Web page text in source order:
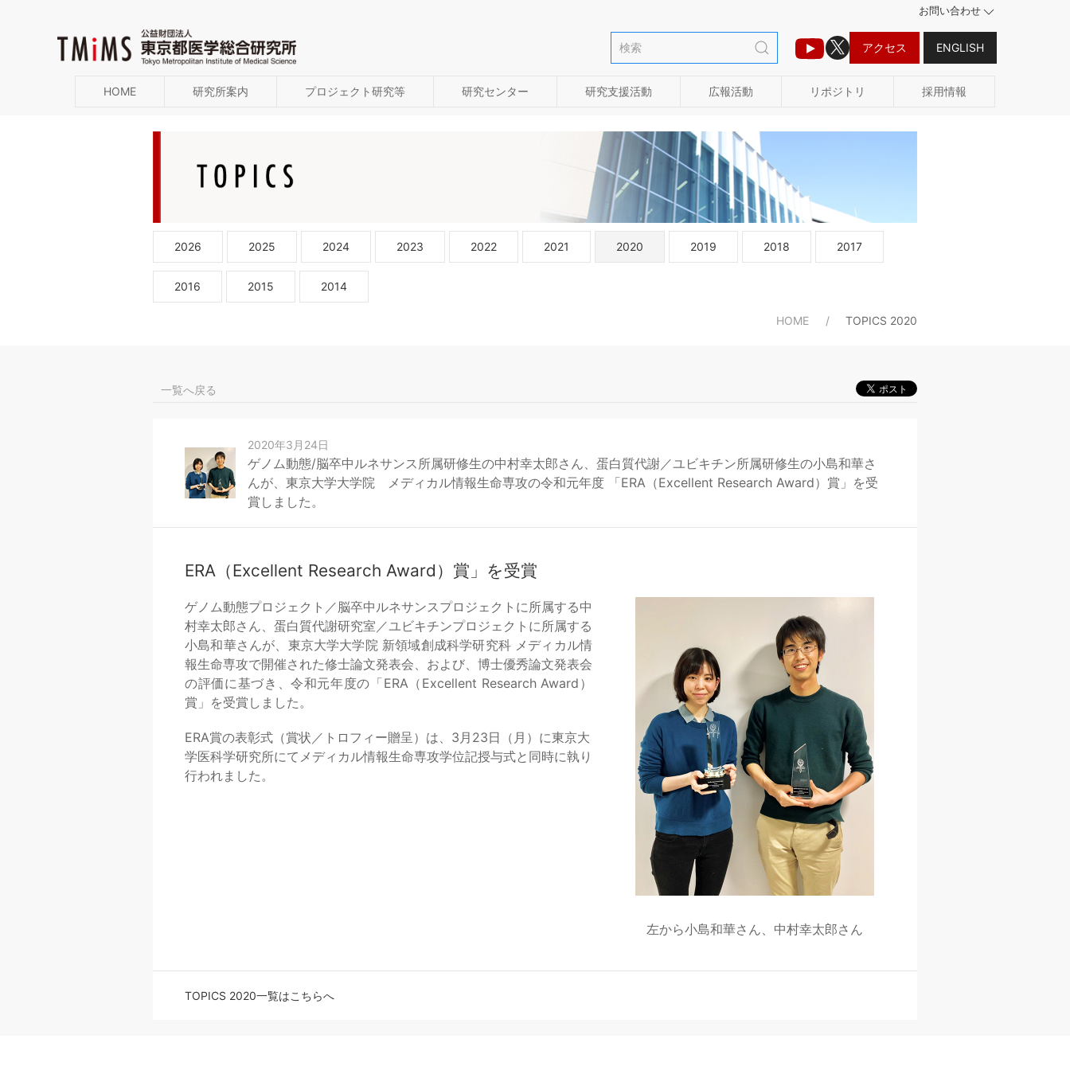
お問い合わせ
アクセス ENGLISH
HOME 研究所案内 プロジェクト研究等 研究センター 研究支援活動 広報活動 リポジトリ 採用情報
2026 2025 2024 2023 2022 2021 2020 2019 2018 2017
2016 2015 2014
HOME TOPICS 2020
一覧へ戻る
2020年3月24日
ゲノム動態/脳卒中ルネサンス所属研修生の中村幸太郎さん、蛋白質代謝／ユビキチン所属研修生の小島和華さ
んが、東京大学大学院 メディカル情報生命専攻の令和元年度 「ERA（Excellent Research Award）賞」を受
賞しました。
ERA（Excellent Research Award）賞」を受賞
ゲノム動態プロジェクト／脳卒中ルネサンスプロジェクトに所属する中
村幸太郎さん、蛋白質代謝研究室／ユビキチンプロジェクトに所属する
小島和華さんが、東京大学大学院 新領域創成科学研究科 メディカル情
報生命専攻で開催された修士論文発表会、および、博士優秀論文発表会
の評価に基づき、令和元年度の「ERA（Excellent Research Award）
賞」を受賞しました。
ERA賞の表彰式（賞状／トロフィー贈呈）は、3月23日（月）に東京大
学医科学研究所にてメディカル情報生命専攻学位記授与式と同時に執り
行われました。
左から小島和華さん、中村幸太郎さん
TOPICS 2020一覧はこちらへ